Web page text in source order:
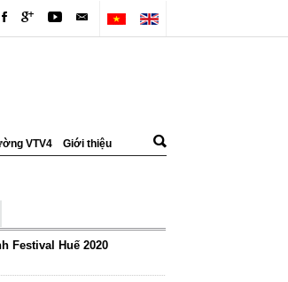
VTV4 Giới thiệu
Festival Huế 2020